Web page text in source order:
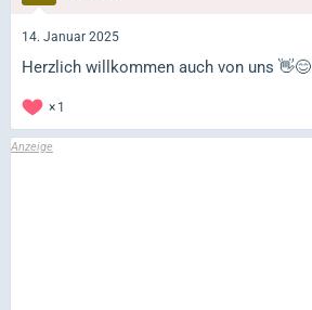
14. Januar 2025
Herzlich willkommen auch von uns 👋😊
1